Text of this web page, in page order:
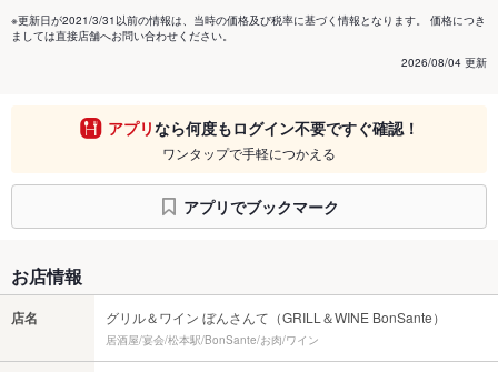
※更新日が2021/3/31以前の情報は、当時の価格及び税率に基づく情報となります。 価格につき
ましては直接店舗へお問い合わせください。
2026/08/04 更新
アプリなら何度もログイン不要ですぐ確認！
ワンタップで手軽につかえる
アプリでブックマーク
お店情報
店名 グリル＆ワイン ぼんさんて（GRILL＆WINE BonSante）
居酒屋/宴会/松本駅/BonSante/お肉/ワイン